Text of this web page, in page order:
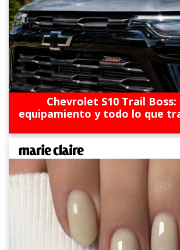
Chevrolet S10 Trail
equipamiento y todo lo que